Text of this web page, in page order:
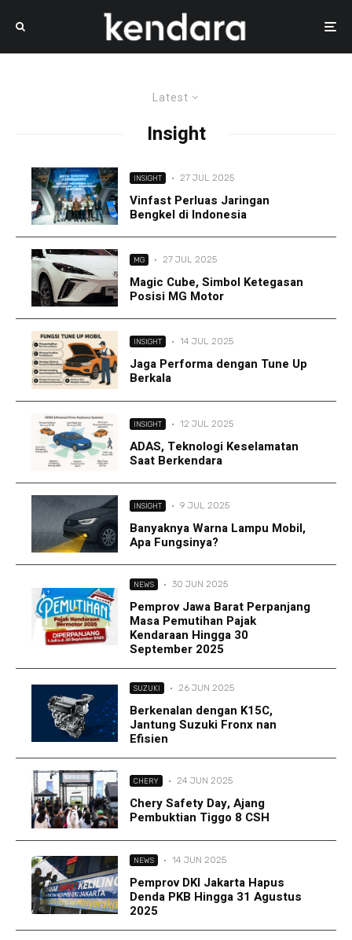
Latest
Insight
INSIGHT · 27 JUL 2025
Vinfast Perluas Jaringan
Bengkel di Indonesia
MG · 27 JUL 2025
Magic Cube, Simbol Ketegasan
Posisi MG Motor
INSIGHT · 14 JUL 2025
Jaga Performa dengan Tune Up
Berkala
INSIGHT · 12 JUL 2025
ADAS, Teknologi Keselamatan
Saat Berkendara
INSIGHT · 9 JUL 2025
Banyaknya Warna Lampu Mobil,
Apa Fungsinya?
NEWS · 30 JUN 2025
Pemprov Jawa Barat Perpanjang
Masa Pemutihan Pajak
Kendaraan Hingga 30
September 2025
SUZUKI · 26 JUN 2025
Berkenalan dengan K15C,
Jantung Suzuki Fronx nan
Efisien
CHERY · 24 JUN 2025
Chery Safety Day, Ajang
Pembuktian Tiggo 8 CSH
NEWS · 14 JUN 2025
Pemprov DKI Jakarta Hapus
Denda PKB Hingga 31 Agustus
2025